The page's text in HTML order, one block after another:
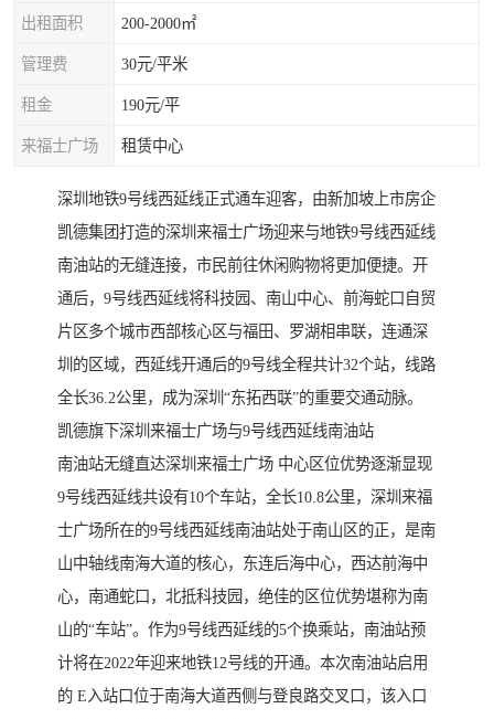
出租面积 200-2000㎡
管理费 30元/平米
租金 190元/平
来福士广场 租赁中心
深圳地铁9号线西延线正式通车迎客，由新加坡上市房企
凯德集团打造的深圳来福士广场迎来与地铁9号线西延线
南油站的无缝连接，市民前往休闲购物将更加便捷。开
通后，9号线西延线将科技园、南山中心、前海蛇口自贸
片区多个城市西部核心区与福田、罗湖相串联，连通深
圳的区域，西延线开通后的9号线全程共计32个站，线路
全长36.2公里，成为深圳“东拓西联”的重要交通动脉。
凯德旗下深圳来福士广场与9号线西延线南油站
南油站无缝直达深圳来福士广场 中心区位优势逐渐显现
9号线西延线共设有10个车站，全长10.8公里，深圳来福
士广场所在的9号线西延线南油站处于南山区的正，是南
山中轴线南海大道的核心，东连后海中心，西达前海中
心，南通蛇口，北抵科技园，绝佳的区位优势堪称为南
山的“车站”。作为9号线西延线的5个换乘站，南油站预
计将在2022年迎来地铁12号线的开通。本次南油站启用
的 E入站口位于南海大道西侧与登良路交叉口，该入口
光明区
龙华观澜